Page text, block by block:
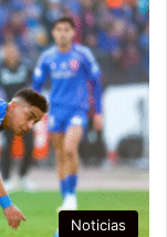
Noticias